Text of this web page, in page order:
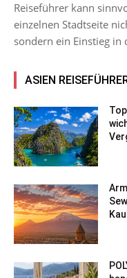
Reiseführer kann
einzelnen Stadtseite
sondern ein Einstieg in
ASIEN